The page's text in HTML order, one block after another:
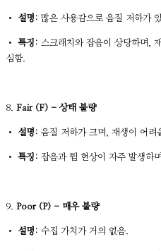
• 설명: 많은 사용감으로 음질 저하가
• 특징: 스크래치와 잡음이 상당하며,
심함.
8. Fair (F) - 상태 불량
• 설명: 음질 저하가 크며, 재생이 어려
• 특징: 잡음과 튐 현상이 자주 발생하
9. Poor (P) - 매우 불량
• 설명: 수집 가치가 거의 없음.